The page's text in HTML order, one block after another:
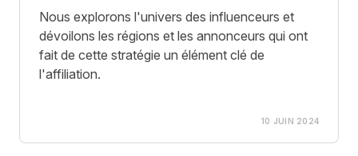
Nous explorons l'univers des influenceurs et
dévoilons les régions et les annonceurs qui ont
fait de cette stratégie un élément clé de
l'affiliation.
10 JUIN 2024